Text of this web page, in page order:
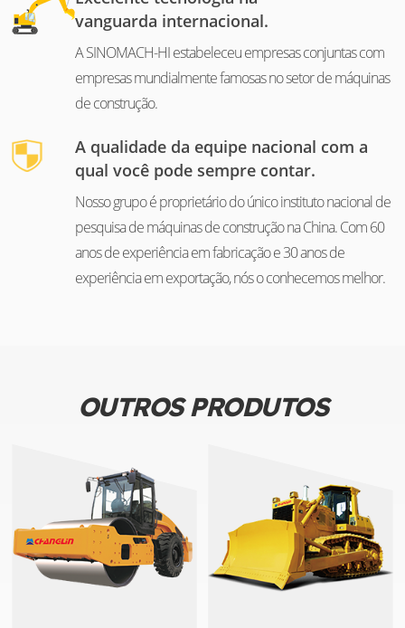
vanguarda internacional.
A SINOMACH-HI estabeleceu empresas conjuntas com
empresas mundialmente famosas no setor de máquinas
de construção.
A qualidade da equipe nacional com a
qual você pode sempre contar.
Nosso grupo é proprietário do único instituto nacional de
pesquisa de máquinas de construção na China. Com 60
anos de experiência em fabricação e 30 anos de
experiência em exportação, nós o conhecemos melhor.
OUTROS PRODUTOS